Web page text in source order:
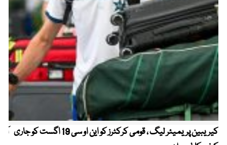
کیریبین پریمیئر لیگ ، قومی کرکٹرز کو این او سی 19 اگست کو جاری